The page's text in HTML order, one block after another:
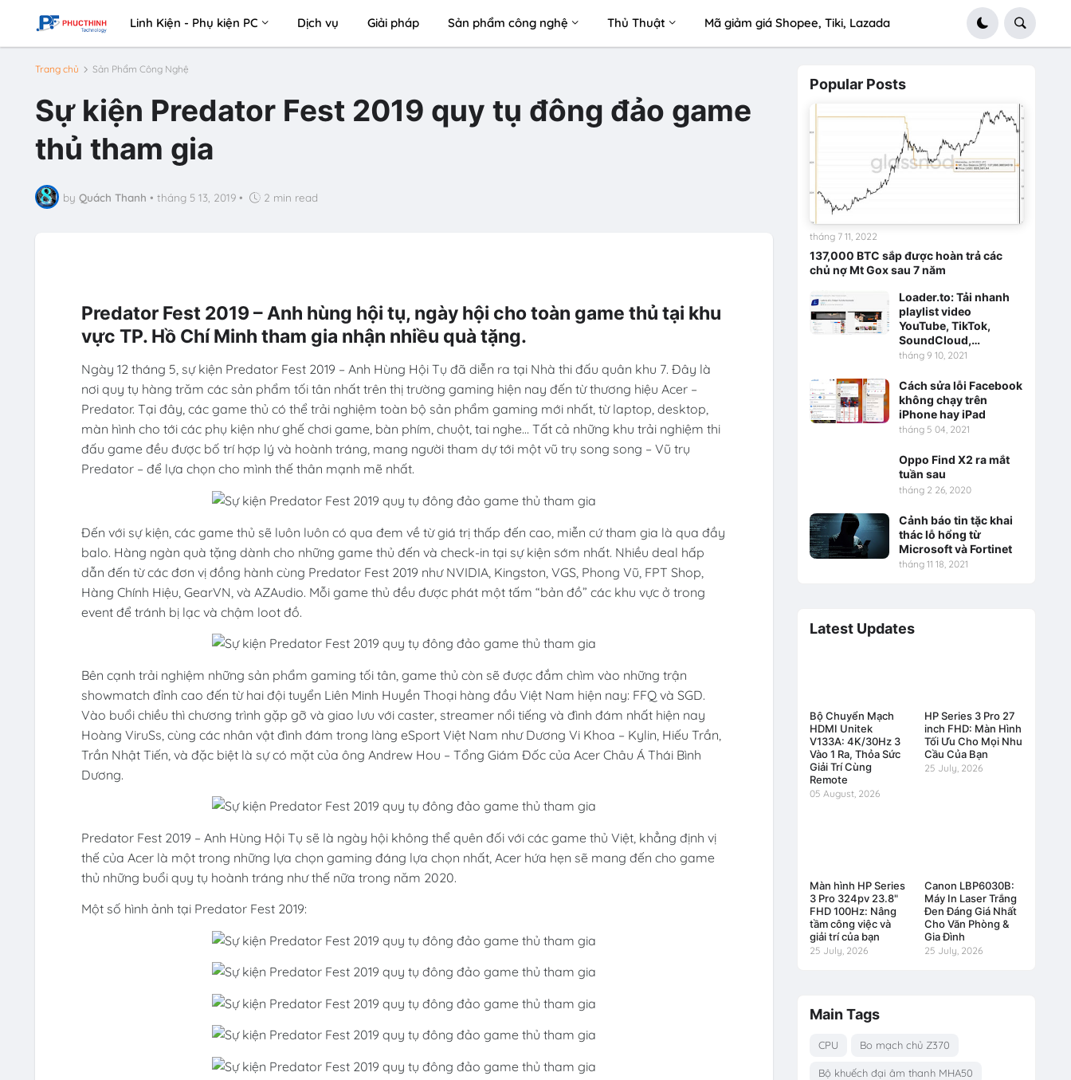
Linh Kiện - Phụ kiện PC Dịch vụ Giải pháp Sản phẩm công nghệ Thủ Thuật Mã giảm giá Shopee, Tiki, Lazada
Trang chủ Sản Phẩm Công Nghệ
Sự kiện Predator Fest 2019 quy tụ đông đảo game
thủ tham gia
by Quách Thanh • tháng 5 13, 2019 • 2 min read
Predator Fest 2019 – Anh hùng hội tụ, ngày hội cho toàn game thủ tại khu
vực TP. Hồ Chí Minh tham gia nhận nhiều quà tặng.
Ngày 12 tháng 5, sự kiện Predator Fest 2019 – Anh Hùng Hội Tụ đã diễn ra tại Nhà thi đấu quân khu 7. Đây là
nơi quy tụ hàng trăm các sản phẩm tối tân nhất trên thị trường gaming hiện nay đến từ thương hiệu Acer –
Predator. Tại đây, các game thủ có thể trải nghiệm toàn bộ sản phẩm gaming mới nhất, từ laptop, desktop,
màn hình cho tới các phụ kiện như ghế chơi game, bàn phím, chuột, tai nghe… Tất cả những khu trải nghiệm thi
đấu game đều được bố trí hợp lý và hoành tráng, mang người tham dự tới một vũ trụ song song – Vũ trụ
Predator – để lựa chọn cho mình thế thân mạnh mẽ nhất.
Đến với sự kiện, các game thủ sẽ luôn luôn có qua đem về từ giá trị thấp đến cao, miễn cứ tham gia là qua đầy
balo. Hàng ngàn quà tặng dành cho những game thủ đến và check-in tại sự kiện sớm nhất. Nhiều deal hấp
dẫn đến từ các đơn vị đồng hành cùng Predator Fest 2019 như NVIDIA, Kingston, VGS, Phong Vũ, FPT Shop,
Hàng Chính Hiệu, GearVN, và AZAudio. Mỗi game thủ đều được phát một tấm “bản đồ” các khu vực ở trong
event để tránh bị lạc và chậm loot đồ.
Bên cạnh trải nghiệm những sản phẩm gaming tối tân, game thủ còn sẽ được đắm chìm vào những trận
showmatch đỉnh cao đến từ hai đội tuyển Liên Minh Huyền Thoại hàng đầu Việt Nam hiện nay: FFQ và SGD.
Vào buổi chiều thì chương trình gặp gỡ và giao lưu với caster, streamer nổi tiếng và đình đám nhất hiện nay
Hoàng ViruSs, cùng các nhân vật đình đám trong làng eSport Việt Nam như Dương Vi Khoa – Kylin, Hiếu Trần,
Trần Nhật Tiến, và đặc biệt là sự có mặt của ông Andrew Hou – Tổng Giám Đốc của Acer Châu Á Thái Bình
Dương.
Predator Fest 2019 – Anh Hùng Hội Tụ sẽ là ngày hội không thể quên đối với các game thủ Việt, khẳng định vị
thế của Acer là một trong những lựa chọn gaming đáng lựa chọn nhất, Acer hứa hẹn sẽ mang đến cho game
thủ những buổi quy tụ hoành tráng như thế nữa trong năm 2020.
Một số hình ảnh tại Predator Fest 2019:
Popular Posts
137,000 BTC sắp được hoàn trả các
chủ nợ Mt Gox sau 7 năm
tháng 7 11, 2022
Loader.to: Tải nhanh
playlist video
YouTube, TikTok,
SoundCloud,…
tháng 9 10, 2021
Cách sửa lỗi Facebook
không chạy trên
iPhone hay iPad
tháng 5 04, 2021
Oppo Find X2 ra mắt
tuần sau
tháng 2 26, 2020
Cảnh báo tin tặc khai
thác lỗ hổng từ
Microsoft và Fortinet
tháng 11 18, 2021
Latest Updates
Bộ Chuyển Mạch
HDMI Unitek
V133A: 4K/30Hz 3
Vào 1 Ra, Thỏa Sức
Giải Trí Cùng
Remote
05 August, 2026
HP Series 3 Pro 27
inch FHD: Màn Hình
Tối Ưu Cho Mọi Nhu
Cầu Của Bạn
25 July, 2026
Màn hình HP Series
3 Pro 324pv 23.8"
FHD 100Hz: Nâng
tầm công việc và
giải trí của bạn
25 July, 2026
Canon LBP6030B:
Máy In Laser Trắng
Đen Đáng Giá Nhất
Cho Văn Phòng &
Gia Đình
25 July, 2026
Main Tags
CPU Bo mạch chủ Z370
Bộ khuếch đại âm thanh MHA50